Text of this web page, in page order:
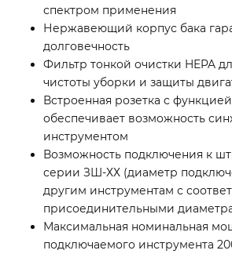
спектром применения
Нержавеющий корпус бака
долговечность
Фильтр тонкой очистки HEPA
чистоты уборки и защиты
Встроенная розетка с функцией
обеспечивает возможность
инструментом
Возможность подключения к
серии ЗШ-ХХ (диаметр
другим инструментам с
присоединительными
Максимальная номинальная
подключаемого инструмента